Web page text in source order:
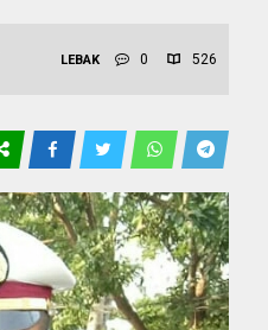
LEBAK 0 526